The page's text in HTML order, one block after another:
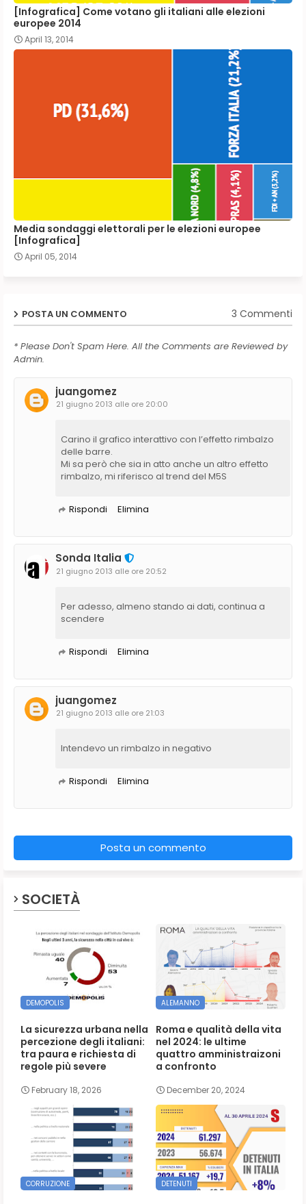
[Infografica] Come votano gli italiani alle elezioni
europee 2014
April 13, 2014
Media sondaggi elettorali per le elezioni europee
[Infografica]
April 05, 2014
POSTA UN COMMENTO 3 Commenti
* Please Don't Spam Here. All the Comments are Reviewed by
Admin.
juangomez
21 giugno 2013 alle ore 20:00
Carino il grafico interattivo con l’effetto rimbalzo
delle barre.
Mi sa però che sia in atto anche un altro effetto
rimbalzo, mi riferisco al trend del M5S
Rispondi Elimina
Sonda Italia
21 giugno 2013 alle ore 20:52
Per adesso, almeno stando ai dati, continua a
scendere
Rispondi Elimina
juangomez
21 giugno 2013 alle ore 21:03
Intendevo un rimbalzo in negativo
Rispondi Elimina
Posta un commento
SOCIETÀ
DEMOPOLIS
La sicurezza urbana nella
percezione degli italiani:
tra paura e richiesta di
regole più severe
February 18, 2026
ALEMANNO
Roma e qualità della vita
nel 2024: le ultime
quattro amministraizoni
a confronto
December 20, 2024
CORRUZIONE DETENUTI